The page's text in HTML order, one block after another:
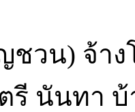
ชวน) จ้าง
รี นันทา